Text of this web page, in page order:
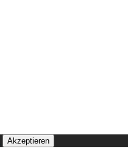
Akzeptieren